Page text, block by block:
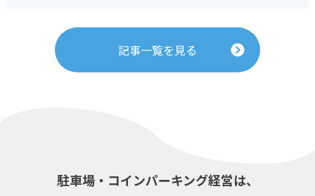
記事一覧を見る
駐車場・コインパーキング経営は、